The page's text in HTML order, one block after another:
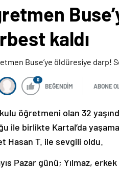
kaldı
0
BEĞENDİM ABONE
öğretmeni olan 32
ile birlikte Kartal’da
Hasan T. ile sevgili oldu.
Pazar günü; Yılmaz,